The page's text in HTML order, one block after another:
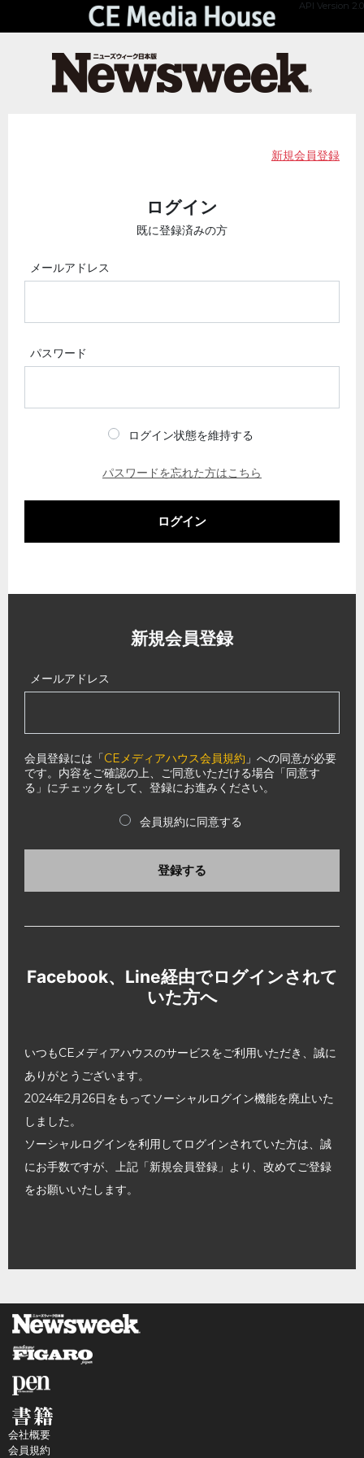
API Version 2.0
新規会員登録
ログイン
既に登録済みの方
メールアドレス
パスワード
ログイン状態を維持する
パスワードを忘れた方はこちら
ログイン
新規会員登録
メールアドレス
会員登録には「CEメディアハウス会員規約 」への同意が必要
です。内容をご確認の上、ご同意いただける場合「同意す
る」にチェックをして、登録にお進みください。
会員規約に同意する
登録する
Facebook、Line経由でログインされて
いた方へ
いつもCEメディアハウスのサービスをご利用いただき、誠に
ありがとうございます。
2024年2月26日をもってソーシャルログイン機能を廃止いた
しました。
ソーシャルログインを利用してログインされていた方は、誠
にお手数ですが、上記「新規会員登録」より、改めてご登録
をお願いいたします。
会社概要
会員規約